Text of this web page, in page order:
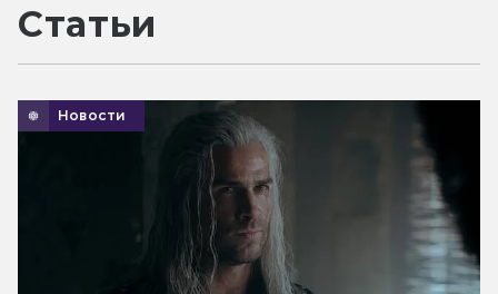
Статьи
Новости